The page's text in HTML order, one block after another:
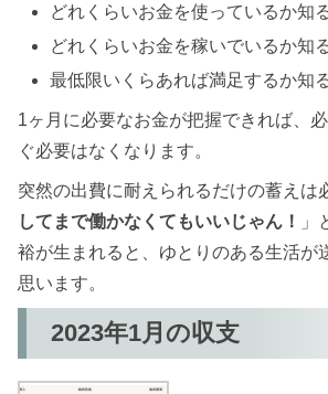
どれくらいお金を使っているか知
どれくらいお金を稼いでいるか知
最低限いくらあれば満足するか知
1ヶ月に必要なお金が把握できれば、
ぐ必要はなくなります。
突然の出費に耐えられるだけの蓄えは
してまで働かなくてもいいじゃん！
」
裕が生まれると、ゆとりのある生活が
思います。
2023年1月の収支